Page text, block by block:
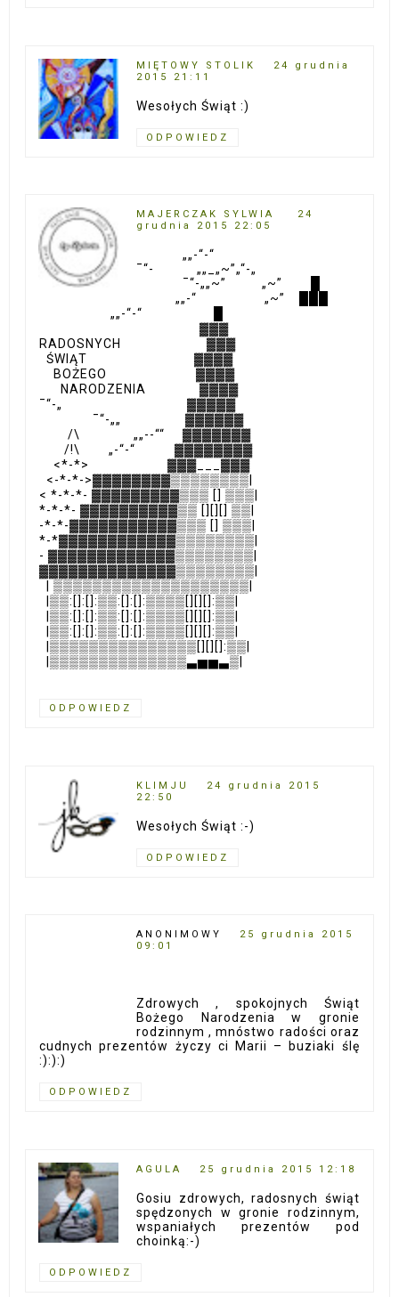
MIĘTOWY STOLIK
24 grudnia
2015 21:11
Wesołych Świąt :)
ODPOWIEDZ
MAJERCZAK SYLWIA
24
grudnia 2015 22:05
„„-“-“
¯“- „„_„~”„“-„
¯“-„„~” „~” █
„„-“ „~” ███
„„-“-“ █
▓▓▓
RADOSNYCH ▓▓▓
ŚWIĄT ▓▓▓▓
BOŻEGO ▓▓▓▓
NARODZENIA ▓▓▓▓
¯“-„ ▓▓▓▓▓
¯“-„„ ▓▓▓▓▓▓
/\ „„--““ ▓▓▓▓▓▓▓
/!\ „-“-“ ▓▓▓▓▓▓▓▓
<*-*> ▓▓▓___▓▓▓
<-*-*->▓▓▓▓▓▓▓▓▒▒▒▒▒▒▒▒|
< *-*-*- ▓▓▓▓▓▓▓▓▓▒▒▒ [] ▒▒▒|
*-*-*- ▓▓▓▓▓▓▓▓▓▓▒▒ [][][] ▒▒|
-*-*-▓▓▓▓▓▓▓▓▓▓▓▒▒▒ [] ▒▒▒|
*-*▓▓▓▓▓▓▓▓▓▓▓▓▒▒▒▒▒▒▒▒|
- ▓▓▓▓▓▓▓▓▓▓▓▓▓▒▒▒▒▒▒▒▒|
▓▓▓▓▓▓▓▓▓▓▓▓▓▓▒▒▒▒▒▒▒▒|
| ▒▒▒▒▒▒▒▒▒▒▒▒▒▒▒▒▒▒▒▒|
|▒▒:[]:[]:▒▒:[]:[]:▒▒▒▒[][][]:▒▒|
|▒▒:[]:[]:▒▒:[]:[]:▒▒▒▒[][][]:▒▒|
|▒▒:[]:[]:▒▒:[]:[]:▒▒▒▒[][][]:▒▒|
|▒▒▒▒▒▒▒▒▒▒▒▒▒▒▒[][][]:▒▒|
|▒▒▒▒▒▒▒▒▒▒▒▒▒▒▃▅▅▃▒|
ODPOWIEDZ
KLIMJU
24 grudnia 2015
22:50
Wesołych Świąt :-)
ODPOWIEDZ
ANONIMOWY
25 grudnia 2015
09:01
Zdrowych , spokojnych Świąt
Bożego Narodzenia w gronie
rodzinnym , mnóstwo radości oraz
cudnych prezentów życzy ci Marii – buziaki ślę
:):):)
ODPOWIEDZ
AGULA 25 grudnia 2015 12:18
Gosiu zdrowych, radosnych świąt
spędzonych w gronie rodzinnym,
wspaniałych prezentów pod
choinką:-)
ODPOWIEDZ